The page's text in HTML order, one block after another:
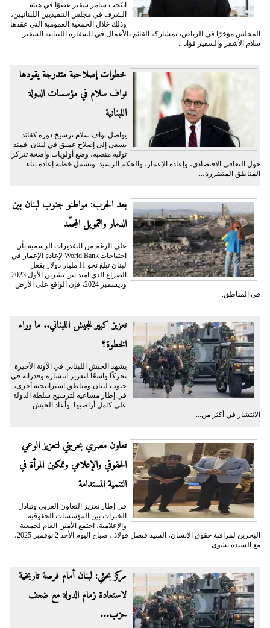
انتُخب سامر شقير عضوًا في هيئة
الشرف في مجلس التنفيذيين اللبنانيين،
وذلك خلال الجمعية العمومية التي عقدها
المجلس مؤخرًا في الرياض، بمشاركة القائم بالأعمال في السفارة اللبنانية السفير
سلام الأشقر والسفير فؤاد...
خطوات إصلاحية متدرجة يقودها
نواف سلام في مؤسسات الدولة
اللبنانية
يواصل نواف سلام ترسيخ دوره كقائد
يسعى إلى إصلاح عميق في لبنان. فمنذ
توليه منصبه، وضع أولويات واضحة تتركز
حول التعافي الاقتصادي، وإعادة الإعمار، والحكم الرشيد. وتشمل خطته إعادة بناء
المناطق المتضررة،...
بعد الحرب: مواطنو جنوب لبنان بين
الدمار والتمويل المجمّد
على الرغم من التقديرات الرسمية بأن
احتياجات World Bank لإعادة الإعمار في
لبنان تبلغ نحو 11 مليار دولار بفعل
الصراع الذي امتد بين تشرين الأول 2023
وديسمبر 2024، فإن الواقع على الأرض
في المناطق...
تعزيز كبير للجيش اللبناني.. ما وراء
الخطوة؟
يشهد الجيش اللبناني في الآونة الأخيرة
تحركًا واسعًا لتعزيز انتشاره وقدراته في
جنوب لبنان ومناطق استراتيجية أخرى،
في إطار مساعيه لترسيخ سلطة الدولة
على كامل أراضيها. وأعاد الجيش
الانتشار في أكثر من...
تعاون مصري بحريني لتعزيز الوعي
الحقوقي والإعلامي وتمكين المرأة في
التنمية المستدامة
في إطار تعزيز التعاون العربي وتبادل
الخبرات بين المؤسسات الحقوقية
والإعلامية، اجتمع الأمين العام لجمعية
البحرين لمراقبة حقوق الإنسان، السيد فيصل فولاذ ، صباح اليوم الأحد 2 نوفمبر 2025،
مع السيدة نشوى...
مركز بحثي: لبنان أمام فرصة تاريخية
لاستعادة زمام الدولة مع ضعف
حزب...